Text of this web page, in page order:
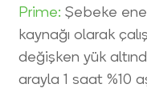
Prime: Şebeke
kaynağı olarak
değişken yük
arayla 1 saat %10